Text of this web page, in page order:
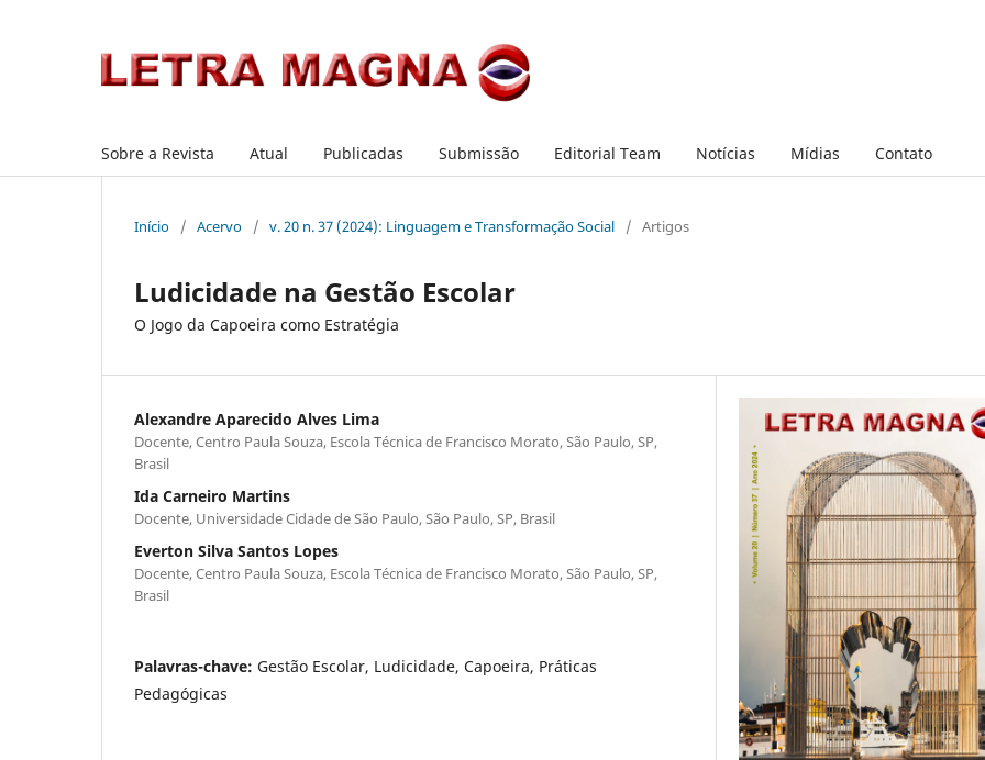
Sobre a Revista Atual Publicadas Submissão Editorial Team Notícias Mídias Contato
Início / Acervo / v. 20 n. 37 (2024): Linguagem e Transformação Social / Artigos
Ludicidade na Gestão Escolar
O Jogo da Capoeira como Estratégia
Alexandre Aparecido Alves Lima
Docente, Centro Paula Souza, Escola Técnica de Francisco Morato, São Paulo, SP,
Brasil
Ida Carneiro Martins
Docente, Universidade Cidade de São Paulo, São Paulo, SP, Brasil
Everton Silva Santos Lopes
Docente, Centro Paula Souza, Escola Técnica de Francisco Morato, São Paulo, SP,
Brasil
Palavras-chave: Gestão Escolar, Ludicidade, Capoeira, Práticas
Pedagógicas